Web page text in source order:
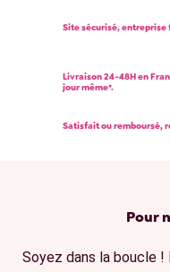
Site sécurisé,
Livraison 24-48H en
jour même*.
Satisfait ou remboursé,
Pour
Soyez dans la boucle